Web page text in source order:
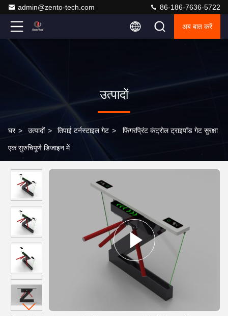
admin@zento-tech.com 86-186-7636-5722
अब बात करें
उत्पादों
घर > उत्पादों > तिपाई टर्नस्टाइल गेट > फिंगरप्रिंट कंट्रोल ट्राइपॉड गेट सुरक्षा
एक सुरुचिपूर्ण डिजाइन में